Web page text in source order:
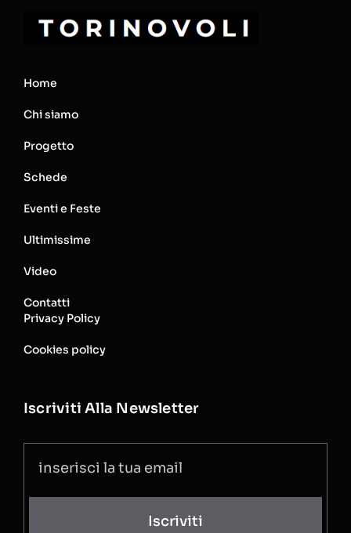
Home
Chi siamo
Progetto
Schede
Eventi e Feste
Ultimissime
Video
Contatti
Privacy Policy
Cookies policy
Iscriviti Alla Newsletter
Iscriviti